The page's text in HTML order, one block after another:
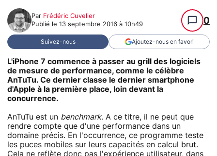
Par Frédéric Cuvelier
Publié le 13 septembre 2016 à 10h49 0
Suivez-nous Ajoutez-nous en favori
L'iPhone 7 commence à passer au grill des logiciels
de mesure de performance, comme le célèbre
AnTuTu. Ce dernier classe le dernier smartphone
d'Apple à la première place, loin devant la
concurrence.
AnTuTu est un benchmark. A ce titre, il ne peut que
rendre compte que d'une performance dans un
domaine précis. En l'occurrence, ce programme teste
les puces mobiles sur leurs capacités en calcul brut.
Cela ne reflète donc pas l'expérience utilisateur, dans